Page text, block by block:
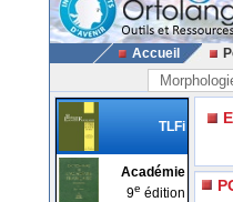
Accueil
TLFi
Académie
9e édition